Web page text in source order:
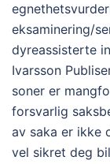
eksaminering/
dyreassisterte
Ivarsson
soner er
forsvarlig
av saka er ikke
vel sikret deg